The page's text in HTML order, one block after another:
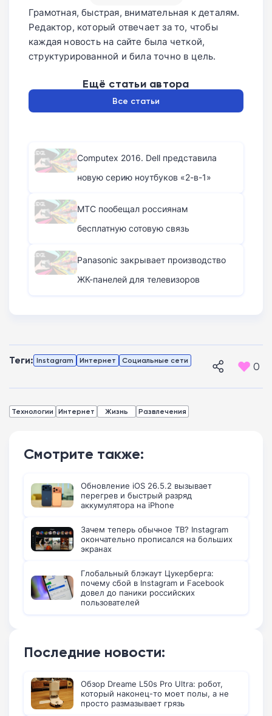
Грамотная, быстрая, внимательная к деталям.
Редактор, который отвечает за то, чтобы
каждая новость на сайте была четкой,
структурированной и била точно в цель.
Ещё статьи автора
Все статьи
Computex 2016. Dell представила
новую серию ноутбуков «2-в-1»
МТС пообещал россиянам
бесплатную сотовую связь
Panasonic закрывает производство
ЖК-панелей для телевизоров
Теги: Instagram Интернет Социальные сети 0
Технологии Интернет Жизнь Развлечения
Смотрите также:
Обновление iOS 26.5.2 вызывает
перегрев и быстрый разряд
аккумулятора на iPhone
Зачем теперь обычное ТВ? Instagram
окончательно прописался на больших
экранах
Глобальный блэкаут Цукерберга:
почему сбой в Instagram и Facebook
довел до паники российских
пользователей
Последние новости:
Обзор Dreame L50s Pro Ultra: робот,
который наконец-то моет полы, а не
просто размазывает грязь